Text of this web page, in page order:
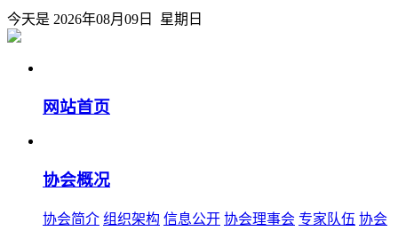
今天是 2026年08月09日 星期日
网站首页
协会概况
协会简介 组织架构 信息公开 协会理事会 专家队伍 协会